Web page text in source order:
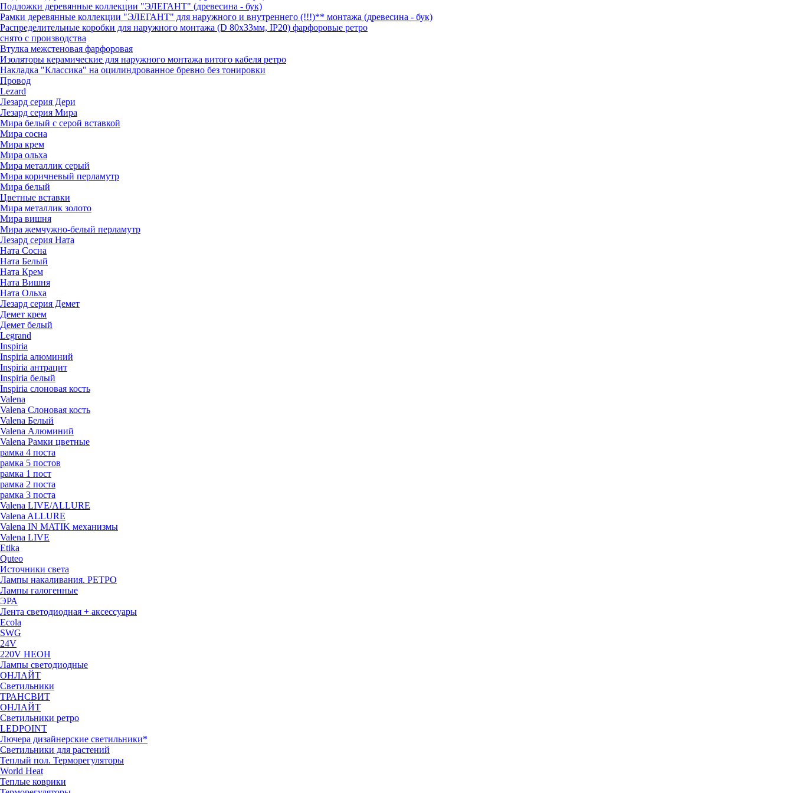
Подложки деревянные коллекции "ЭЛЕГАНТ" (древесина - бук)
Рамки деревянные коллекции "ЭЛЕГАНТ" для наружного и внутреннего (!!!)** монтажа (древесина - бук)
Распределительные коробки для наружного монтажа (D 80х33мм, IP20) фарфоровые ретро
снято с производства
Втулка межстеновая фарфоровая
Изоляторы керамические для наружного монтажа витого кабеля ретро
Накладка "Классика" на оцилиндрованное бревно без тонировки
Провод
Lezard
Лезард серия Дери
Лезард серия Мира
Мира белый c серой вставкой
Мира сосна
Мира крем
Мира ольха
Мира металлик серый
Мира коричневый перламутр
Мира белый
Цветные вставки
Мира металлик золото
Мира вишня
Мира жемчужно-белый перламутр
Лезард серия Ната
Ната Сосна
Ната Белый
Ната Крем
Ната Вишня
Ната Ольха
Лезард серия Демет
Демет крем
Демет белый
Legrand
Inspiria
Inspiria алюминий
Inspiria антрацит
Inspiria белый
Inspiria слоновая кость
Valena
Valena Слоновая кость
Valena Белый
Valena Алюминий
Valena Рамки цветные
рамка 4 поста
рамка 5 постов
рамка 1 пост
рамка 2 поста
рамка 3 поста
Valena LIVE/ALLURE
Valena ALLURE
Valena IN MATIK механизмы
Valena LIVE
Etika
Quteo
Источники света
Лампы накаливания. РЕТРО
Лампы галогенные
ЭРА
Лента светодиодная + аксессуары
Ecola
SWG
24V
220V НЕОН
Лампы светодиодные
ОНЛАЙТ
Светильники
ТРАНСВИТ
ОНЛАЙТ
Светильники ретро
LEDPOINT
Лючера дизайнерские светильники*
Светильники для растений
Теплый пол. Терморегуляторы
World Heat
Теплые коврики